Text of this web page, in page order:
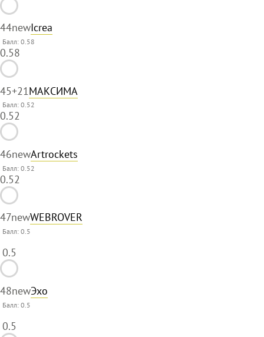
44newIcrea
Балл: 0.58
0.58
45+21МАКСИМА
Балл: 0.52
0.52
46newArtrockets
Балл: 0.52
0.52
47newWEBROVER
Балл:0.5
0.5
48newЭхо
Балл:0.5
0.5